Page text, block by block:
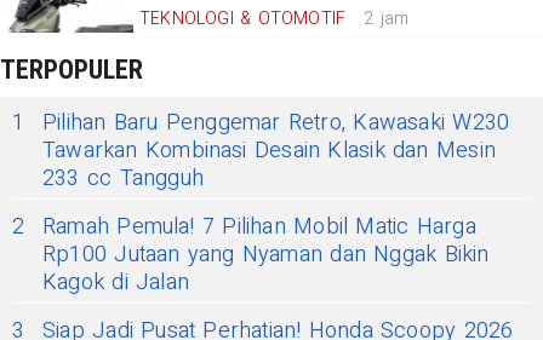
TEKNOLOGI & OTOMOTIF 2 jam
TERPOPULER
1
Pilihan Baru Penggemar Retro, Kawasaki W230
Tawarkan Kombinasi Desain Klasik dan Mesin
233 cc Tangguh
2
Ramah Pemula! 7 Pilihan Mobil Matic Harga
Rp100 Jutaan yang Nyaman dan Nggak Bikin
Kagok di Jalan
3
Siap Jadi Pusat Perhatian! Honda Scoopy 2026